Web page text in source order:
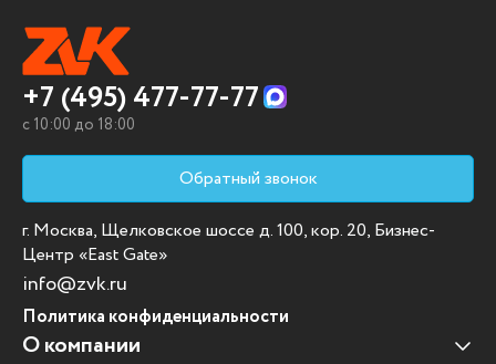
+7 (495) 477-77-77
c 10:00 до 18:00
Обратный звонок
г. Москва, Щелковское шоссе д. 100, кор. 20, Бизнес-
Центр «East Gate»
info@zvk.ru
Политика конфиденциальности
О компании